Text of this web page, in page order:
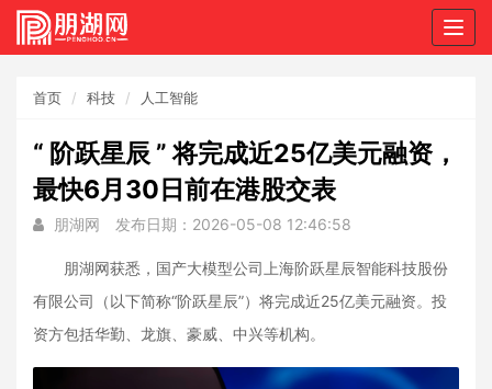
首页 科技 人工智能
“ 阶跃星辰 ” 将完成近25亿美元融资，
最快6月30日前在港股交表
朋湖网 发布日期：2026-05-08 12:46:58
朋湖网获悉，国产大模型公司上海阶跃星辰智能科技股份
有限公司（以下简称“阶跃星辰”）将完成近25亿美元融资。投
资方包括华勤、龙旗、豪威、中兴等机构。